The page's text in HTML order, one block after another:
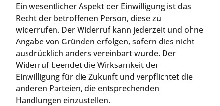
Ein wesentlicher Aspekt der Einwilligung ist das
Recht der betroffenen Person, diese zu
widerrufen. Der Widerruf kann jederzeit und ohne
Angabe von Gründen erfolgen, sofern dies nicht
ausdrücklich anders vereinbart wurde. Der
Widerruf beendet die Wirksamkeit der
Einwilligung für die Zukunft und verpflichtet die
anderen Parteien, die entsprechenden
Handlungen einzustellen.